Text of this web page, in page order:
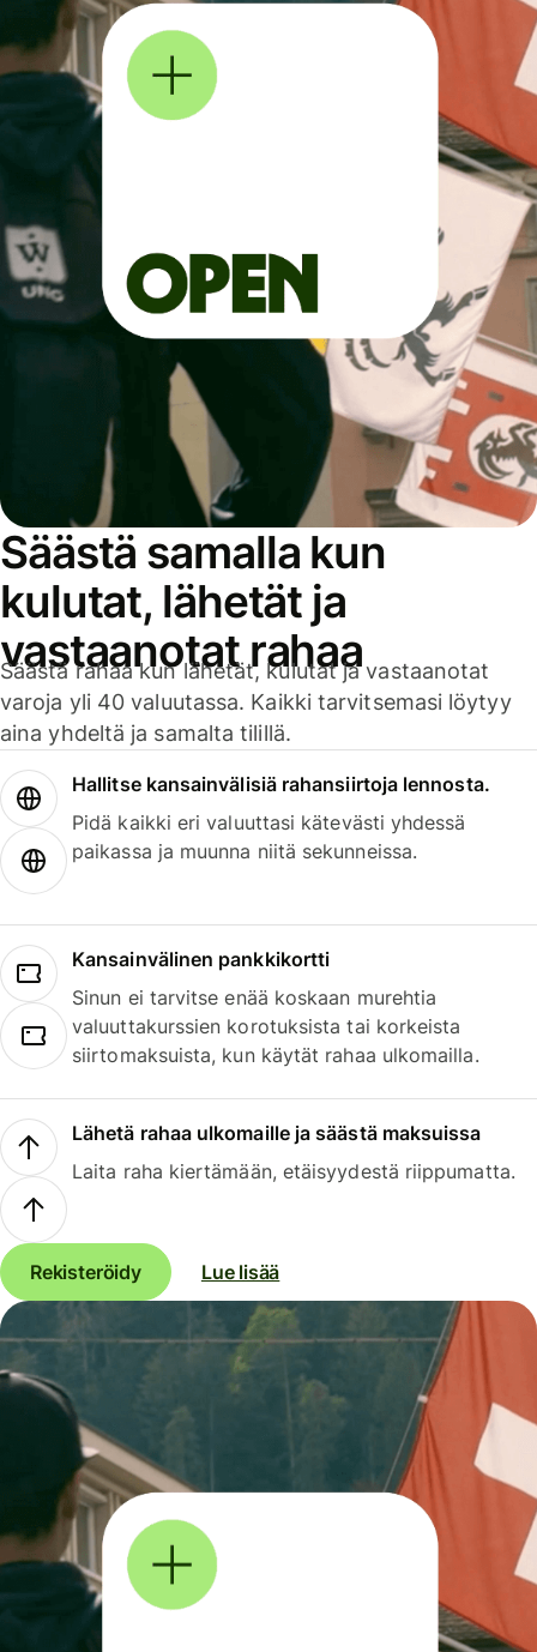
Säästä samalla kun
kulutat, lähetät ja
vastaanotat rahaa
Säästä rahaa kun lähetät, kulutat ja vastaanotat
varoja yli 40 valuutassa. Kaikki tarvitsemasi löytyy
aina yhdeltä ja samalta tilillä.
Hallitse kansainvälisiä rahansiirtoja lennosta.
Pidä kaikki eri valuuttasi kätevästi yhdessä
paikassa ja muunna niitä sekunneissa.
Kansainvälinen pankkikortti
Sinun ei tarvitse enää koskaan murehtia
valuuttakurssien korotuksista tai korkeista
siirtomaksuista, kun käytät rahaa ulkomailla.
Lähetä rahaa ulkomaille ja säästä maksuissa
Laita raha kiertämään, etäisyydestä riippumatta.
Rekisteröidy Lue lisää